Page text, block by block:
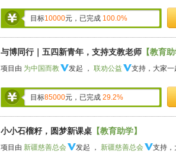
目标10000元，已完成 100.0%
与博同行｜五四新青年，支持支教老师 【教育助
项目由 为中国而教 发起 ， 联劝公益 支持，大家一
目标85000元，已完成 29.2%
小小石榴籽，圆梦新课桌 【教育助学】
项目由 新疆慈善总会 发起 ， 新疆慈善总会 支持，